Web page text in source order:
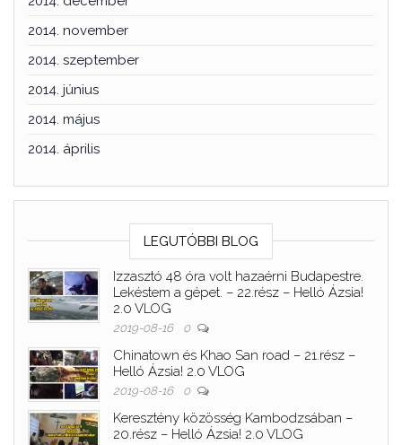
2014. november
2014. szeptember
2014. június
2014. május
2014. április
LEGUTÓBBI BLOG
Izzasztó 48 óra volt hazaérni Budapestre.
Lekéstem a gépet. – 22.rész – Helló Ázsia!
2.0 VLOG
2019-08-16 0
Chinatown és Khao San road – 21.rész –
Helló Ázsia! 2.0 VLOG
2019-08-16 0
Keresztény közösség Kambodzsában –
20.rész – Helló Ázsia! 2.0 VLOG